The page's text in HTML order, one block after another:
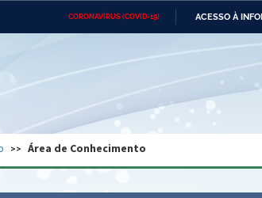
CORONAVÍRUS (COVID-19) ACESSO À
Ministério das Relações
Ministério do Desenvolvimento
Regional
Advocacia-Geral da União Banco Central do Brasil
Área de Conhecimento